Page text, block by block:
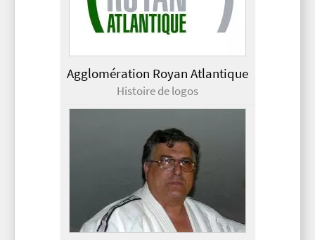
Agglomération Royan Atlantique
Histoire de logos